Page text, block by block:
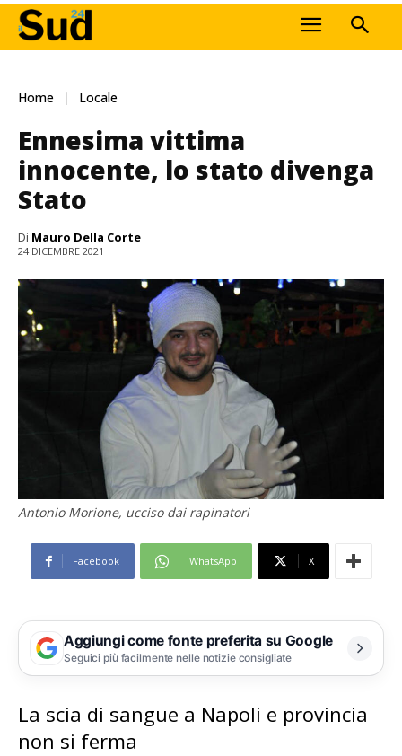
Home Locale
Ennesima vittima
innocente, lo stato divenga
Stato
Di Mauro Della Corte
24 DICEMBRE 2021
Antonio Morione, ucciso dai rapinatori
Facebook WhatsApp X
Aggiungi come fonte preferita su Google
Seguici più facilmente nelle notizie consigliate
La scia di sangue a Napoli e provincia
non si ferma